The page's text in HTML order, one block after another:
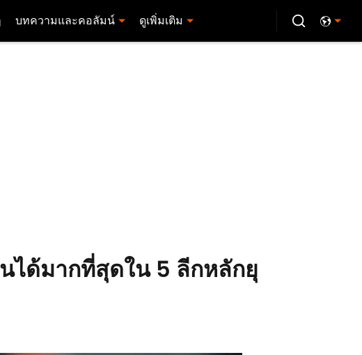
บทความและคอลัมน์ ดูเพิ่มเติม
ได้มากที่สุดใน 5 ลีกหลักยุ